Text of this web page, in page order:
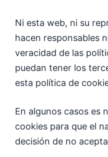
Ni esta web, ni su
hacen responsables
veracidad de las
puedan tener los
esta política de
En algunos casos es
cookies para que el
decisión de no